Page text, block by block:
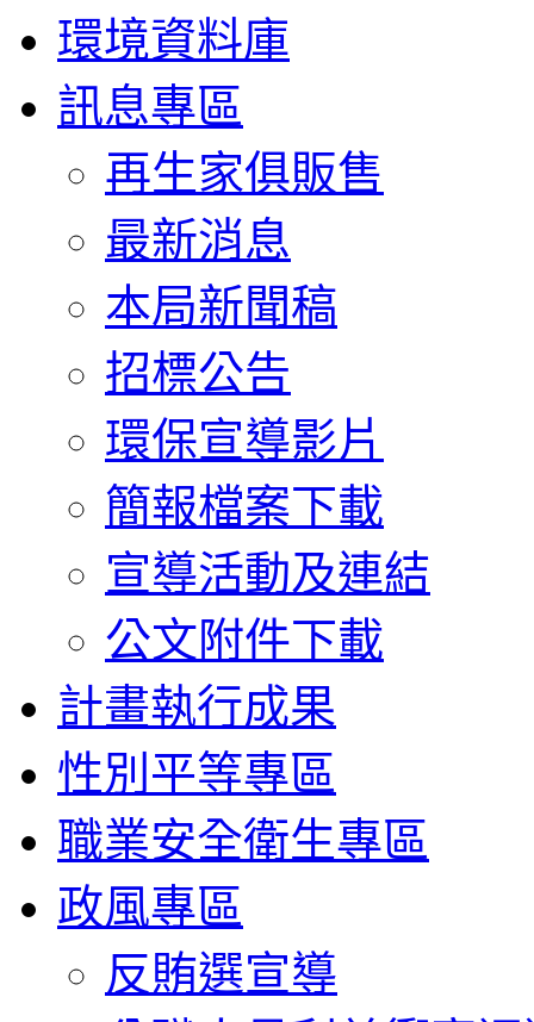
環境資料庫
訊息專區
再生家俱販售
最新消息
本局新聞稿
招標公告
環保宣導影片
簡報檔案下載
宣導活動及連結
公文附件下載
計畫執行成果
性別平等專區
職業安全衛生專區
政風專區
反賄選宣導